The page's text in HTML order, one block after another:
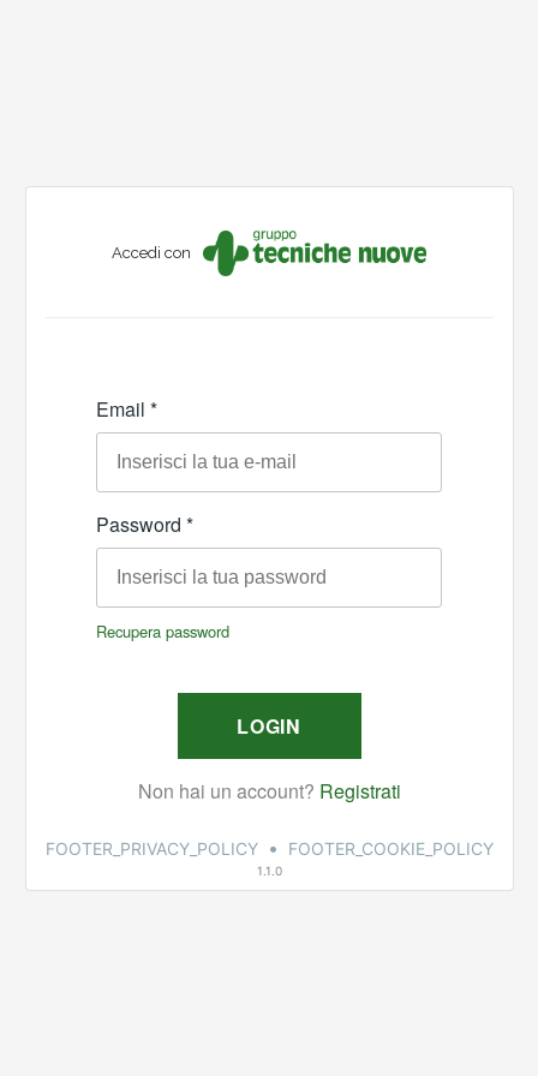
Accedi con
FOOTER_PRIVACY_POLICY • FOOTER_COOKIE_POLICY
1.1.0